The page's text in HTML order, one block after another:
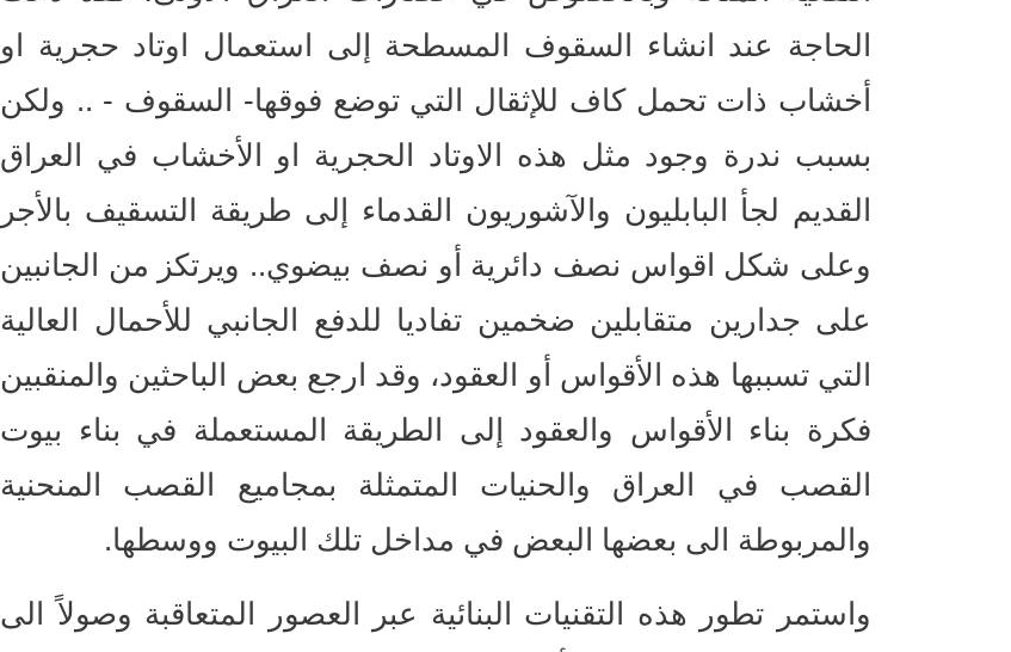
الحاجة عند انشاء السقوف المسطحة إلى استعمال اوتاد حجرية او
أخشاب ذات تحمل كاف للإثقال التي توضع فوقها- السقوف - .. ولكن
بسبب ندرة وجود مثل هذه الاوتاد الحجرية او الأخشاب في العراق
القديم لجأ البابليون والآشوريون القدماء إلى طريقة التسقيف بالأجر
وعلى شكل اقواس نصف دائرية أو نصف بيضوي.. ويرتكز من الجانبين
على جدارين متقابلين ضخمين تفاديا للدفع الجانبي للأحمال العالية
التي تسببها هذه الأقواس أو العقود، وقد ارجع بعض الباحثين والمنقبين
فكرة بناء الأقواس والعقود إلى الطريقة المستعملة في بناء بيوت
القصب في العراق والحنيات المتمثلة بمجاميع القصب المنحنية
والمربوطة الى بعضها البعض في مداخل تلك البيوت ووسطها.
واستمر تطور هذه التقنيات البنائية عبر العصور المتعاقبة وصولاً الى